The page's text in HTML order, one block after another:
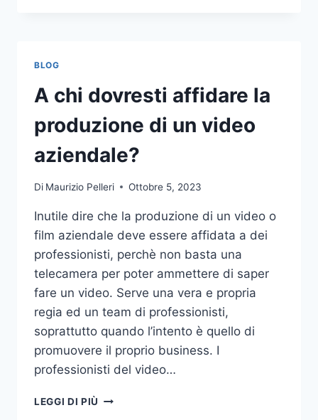
NELLE
SCOMMESSE
SPORTIVE
ONLINE
BLOG
A chi dovresti affidare la
produzione di un video
aziendale?
Di Maurizio Pelleri Ottobre 5, 2023
Inutile dire che la produzione di un video o
film aziendale deve essere affidata a dei
professionisti, perchè non basta una
telecamera per poter ammettere di saper
fare un video. Serve una vera e propria
regia ed un team di professionisti,
soprattutto quando l’intento è quello di
promuovere il proprio business. I
professionisti del video…
LEGGI DI PIÙ